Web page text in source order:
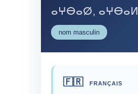
ⴰⵖⴱⴰⵁ, ⴰⵖⴱⴰⵍ
nom masculin
🇫🇷 FRANÇAIS